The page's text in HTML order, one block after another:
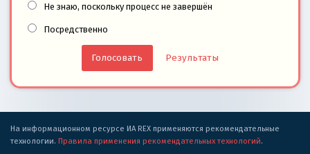
Не знаю, поскольку процесс не завершён
Посредственно
Результаты
На информационном ресурсе ИА REX применяются рекомендательные
технологии. Правила применения рекомендательных технологий.